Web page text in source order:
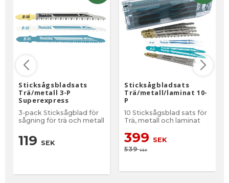
Sticksågsbladsats
Trä/metall 3-P
Superexpress
3-pack Sticksågblad för
sågning för trä och metall
119 SEK
Sticksågbladsats
Trä/metall/laminat 10-
P
10 Sticksågsblad sats för
Trä, metall och laminat
399 SEK
539SEK